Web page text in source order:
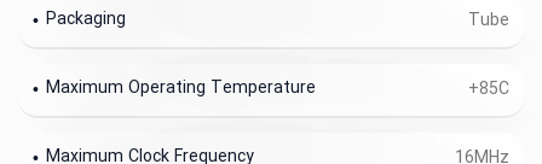
Tube
Packaging
+85C
Maximum Operating Temperature
16MHz
Maximum Clock Frequency